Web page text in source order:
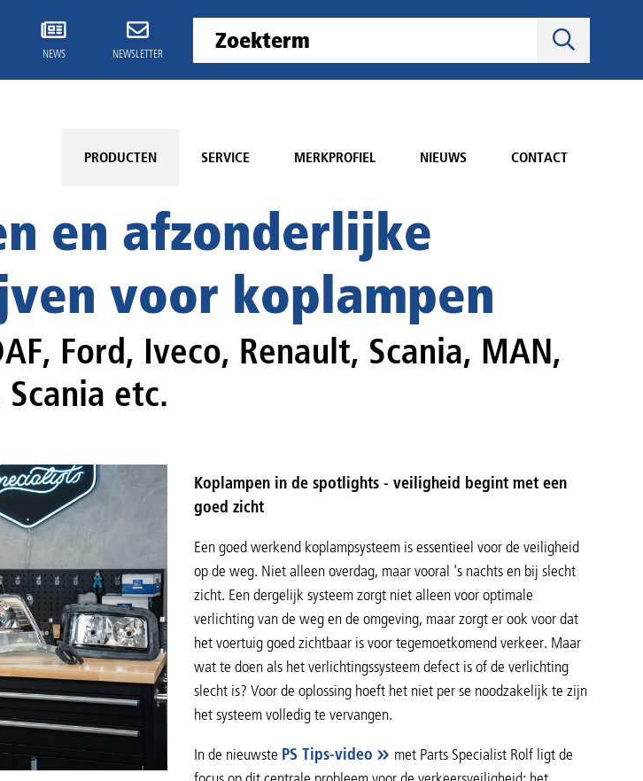
NEWS NEWSLETTER
PRODUCTEN
SERVICE MERKPROFIEL NIEUWS CONTACT
en afzonderlijke
voor koplampen
Ford, Iveco, Renault, Scania, MAN,
etc.
Koplampen in de spotlights - veiligheid begint met een
goed zicht
Een goed werkend koplampsysteem is essentieel voor de veiligheid
op de weg. Niet alleen overdag, maar vooral 's nachts en bij slecht
zicht. Een dergelijk systeem zorgt niet alleen voor optimale
verlichting van de weg en de omgeving, maar zorgt er ook voor dat
het voertuig goed zichtbaar is voor tegemoetkomend verkeer. Maar
wat te doen als het verlichtingssysteem defect is of de verlichting
slecht is? Voor de oplossing hoeft het niet per se noodzakelijk te zijn
het systeem volledig te vervangen.
In de nieuwste PS Tips-video
met Parts Specialist Rolf ligt de